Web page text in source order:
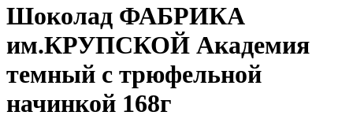
Шоколад ФАБРИКА
им.КРУПСКОЙ Академия
темный с трюфельной
начинкой 168г